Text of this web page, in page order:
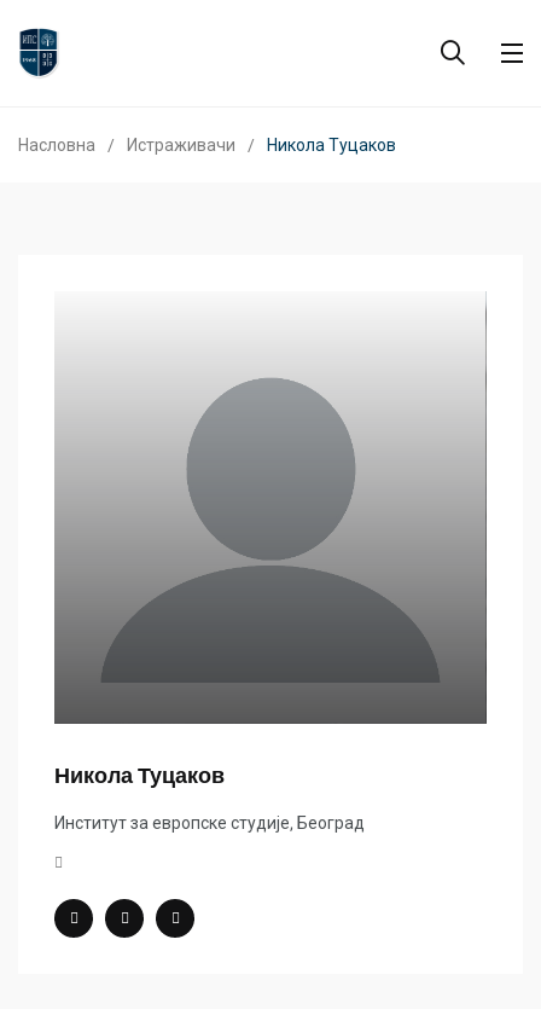
Насловна Истраживачи Никола Туцаков
Никола Туцаков
Институт за европске студије, Београд